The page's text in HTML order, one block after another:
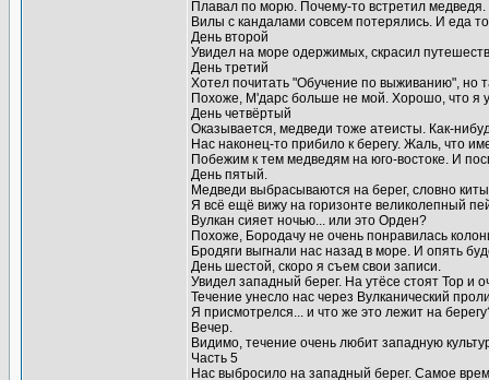
Плавал по морю. Почему-то встретил
Вилы с кандалами совсем потерялись. И еда
День второй
Увидел на море одержимых, скрасил
День третий
Хотел почитать "Обучение по выживанию",
Похоже, М'дарс больше не мой. Хорошо, что я
День четвёртый
Оказывается, медведи тоже атеисты. Как-
Нас наконец-то прибило к берегу. Жаль, что
Побежим к тем медведям на юго-востоке. И
День пятый.
Медведи выбрасываются на берег, словно
Я всё ещё вижу на горизонте великолепный
Вулкан сияет ночью... или это Орден?
Похоже, Бородачу не очень понравилась
Бродяги выгнали нас назад в море. И опять
День шестой, скоро я съем свои записи.
Увидел западный берег. На утёсе стоят Тор и
Течение унесло нас через Вулканический
Я присмотрелся... и что же это лежит на
Вечер.
Видимо, течение очень любит западную
Часть 5
Нас выбросило на западный берег. Самое